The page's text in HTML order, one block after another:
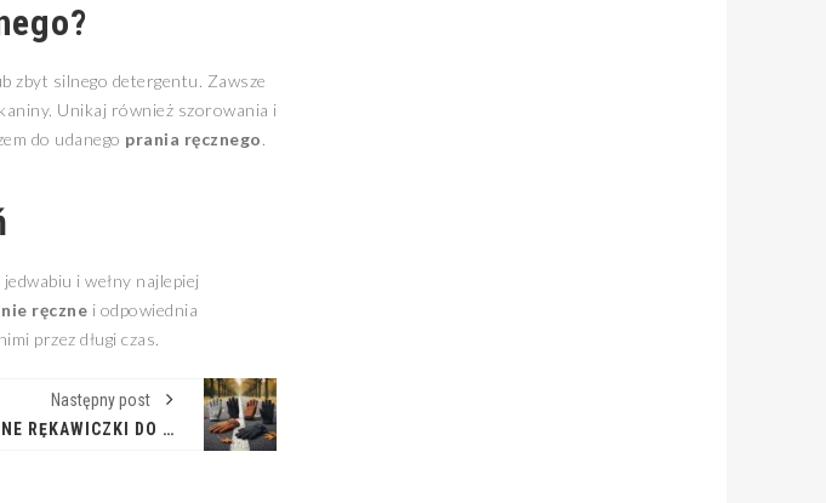
zbyt silnego detergentu. Zawsze
Unikaj również szorowania i
do udanego prania ręcznego.
i wełny najlepiej
ręczne i odpowiednia
przez długi czas.
Następny post
JAK WYBRAĆ IDEALNE RĘKAWICZKI DO BIEGANIA: KOMFORT I OCHRONA PODCZAS TRENINGU